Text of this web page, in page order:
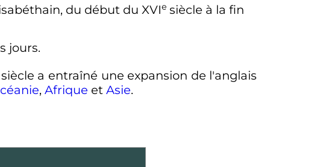
du début du XVIe siècle à la fin
jours.
siècle a entraîné une expansion de l'anglais
, Afrique et Asie.